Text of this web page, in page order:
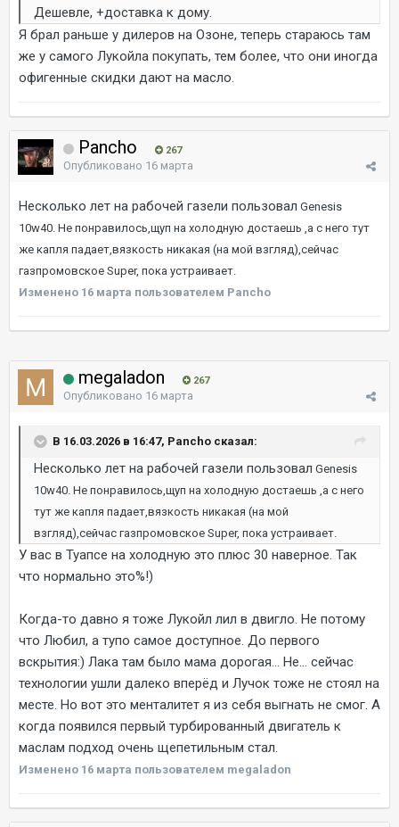
Дешевле, +доставка к дому.
Я брал раньше у дилеров на Озоне, теперь стараюсь там
же у самого Лукойла покупать, тем более, что они иногда
офигенные скидки дают на масло.
Pancho 267
Опубликовано 16 марта
Несколько лет на рабочей газели пользовал Genesis
10w40. Не понравилось,щуп на холодную достаешь ,а с него тут
же капля падает,вязкость никакая (на мой взгляд),сейчас
газпромовское Super, пока устраивает.
Изменено 16 марта пользователем Pancho
megaladon 267
Опубликовано 16 марта
В 16.03.2026 в 16:47, Pancho сказал:
Несколько лет на рабочей газели пользовал Genesis
10w40. Не понравилось,щуп на холодную достаешь ,а с него
тут же капля падает,вязкость никакая (на мой
взгляд),сейчас газпромовское Super, пока устраивает.
У вас в Туапсе на холодную это плюс 30 наверное. Так
что нормально это%!)
Когда-то давно я тоже Лукойл лил в двигло. Не потому
что Любил, а тупо самое доступное. До первого
вскрытия:) Лака там было мама дорогая... Не... сейчас
технологии ушли далеко вперёд и Лучок тоже не стоял на
месте. Но вот это менталитет я из себя выгнать не смог. А
когда появился первый турбированный двигатель к
маслам подход очень щепетильным стал.
Изменено 16 марта пользователем megaladon